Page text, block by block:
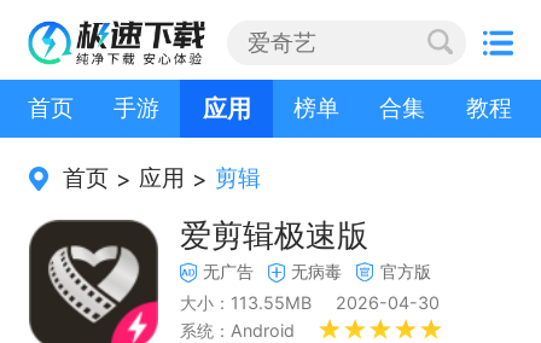
首页 手游 应用 榜单 合集 教程
首页 > 应用 > 剪辑
爱剪辑极速版
无广告 无病毒
官方版
大小：113.55MB
2026-04-30
系统：Android